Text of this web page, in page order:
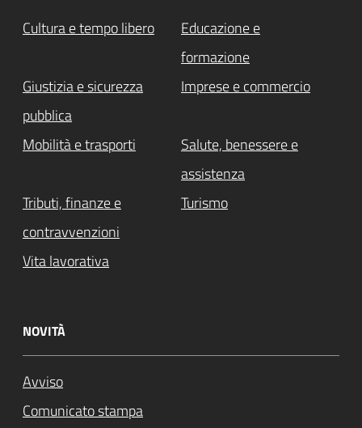
Cultura e tempo libero
Educazione e
formazione
Giustizia e sicurezza
pubblica
Imprese e commercio
Mobilità e trasporti
Salute, benessere e
assistenza
Tributi, finanze e
contravvenzioni
Turismo
Vita lavorativa
NOVITÀ
Avviso
Comunicato stampa